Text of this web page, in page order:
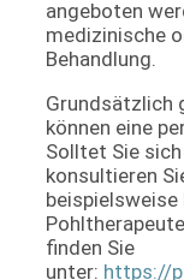
angeboten
medizinische
Behandlung.
Grundsätzlich
können eine
Solltet Sie
konsultieren
beispielsweise
finden Sie
unter: https://